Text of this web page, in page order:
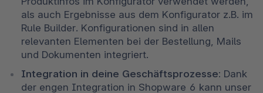
als auch Ergebnisse aus dem Konfigurator z.B. im
Rule Builder. Konfigurationen sind in allen
relevanten Elementen bei der Bestellung, Mails
und Dokumenten integriert.
Integration in deine Geschäftsprozesse: Dank
der engen Integration in Shopware 6 kann unser